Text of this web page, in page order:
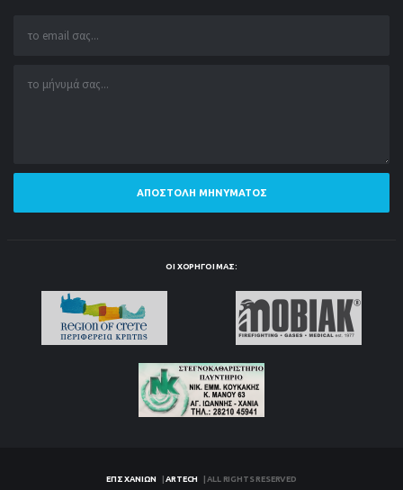
ΑΠΟΣΤΟΛΉ ΜΗΝΎΜΑΤΟΣ
ΟΙ ΧΟΡΗΓΟΊ ΜΑΣ:
ΕΠΣ ΧΑΝΊΩΝ |ARTECH | ALL RIGHTS RESERVED